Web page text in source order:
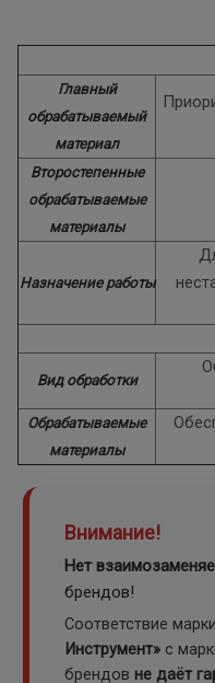
Главный
обрабатываемый
материал
Второстепенные
обрабатываемые
материалы
Назначение работы
Вид обработки
Обрабатываемые
материалы
Внимание!
Нет
брендов!
Соответствие
Инструмент» с
брендов не даёт